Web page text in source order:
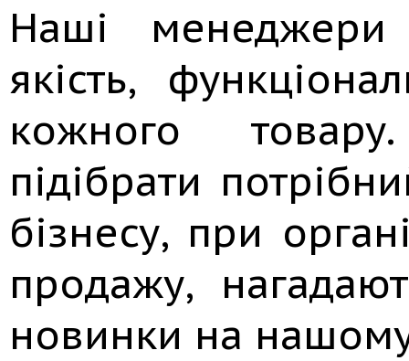
Наші
якість,
кожного
підібрати
бізнесу, при
продажу,
новинки на